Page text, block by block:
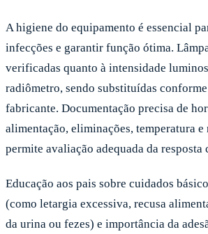
A higiene do equipamento é essencial
infecções e garantir função ótima.
verificadas quanto à intensidade
radiômetro, sendo substituídas
fabricante. Documentação precisa de
alimentação, eliminações, temperatura
permite avaliação adequada da resposta
Educação aos pais sobre cuidados
(como letargia excessiva, recusa
da urina ou fezes) e importância da